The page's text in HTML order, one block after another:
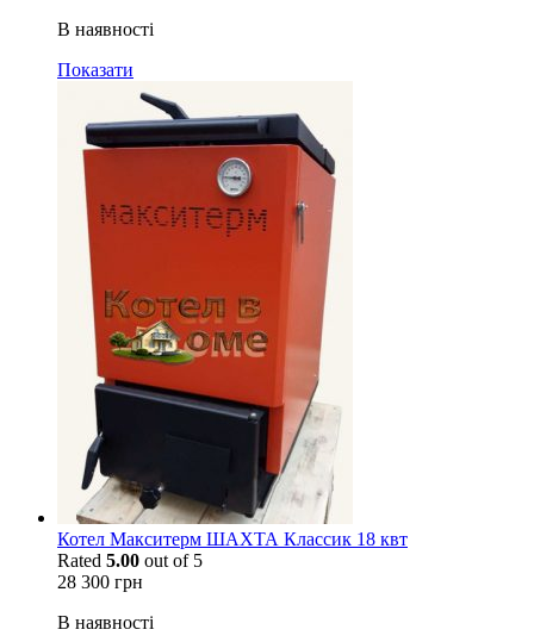
В наявності
Показати
Котел Макситерм ШАХТА Классик 18 квт
Rated 5.00 out of 5
28 300 грн
В наявності